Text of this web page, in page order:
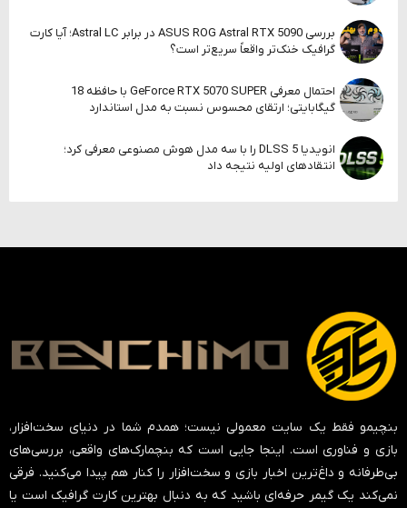
بررسی ASUS ROG Astral RTX 5090 در برابر Astral LC؛ آیا کارت
گرافیک خنک‌تر واقعاً سریع‌تر است؟
احتمال معرفی GeForce RTX 5070 SUPER با حافظه 18
گیگابایتی؛ ارتقای محسوس نسبت به مدل استاندارد
انویدیا DLSS 5 را با سه مدل هوش مصنوعی معرفی کرد؛
انتقادهای اولیه نتیجه داد
بنچیمو فقط یک سایت معمولی نیست؛ همدم شما در دنیای سخت‌افزار،
بازی و فناوری است. اینجا جایی است که بنچمارک‌های واقعی، بررسی‌های
بی‌طرفانه و داغ‌ترین اخبار بازی و سخت‌افزار را کنار هم پیدا می‌کنید. فرقی
نمی‌کند یک گیمر حرفه‌ای باشید که به دنبال بهترین کارت گرافیک است یا